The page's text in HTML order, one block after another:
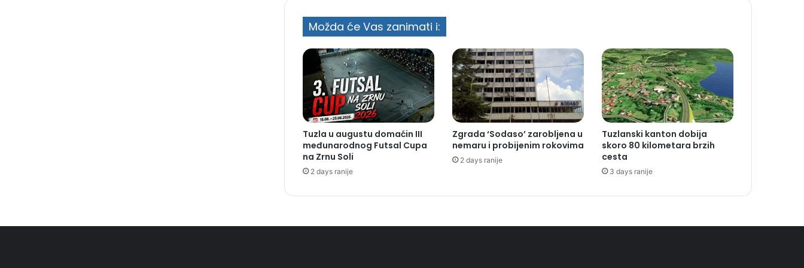
Možda će Vas zanimati i:
Tuzla u augustu domaćin III
međunarodnog Futsal Cupa
na Zrnu Soli
2 days ranije
Zgrada ‘Sodaso’ zarobljena u
nemaru i probijenim rokovima
2 days ranije
Tuzlanski kanton dobija
skoro 80 kilometara brzih
cesta
3 days ranije